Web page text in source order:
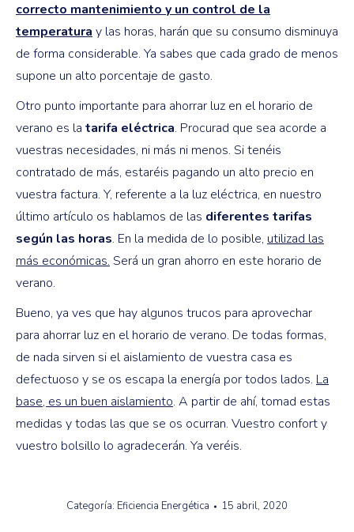
correcto mantenimiento y un control de la
temperatura y las horas, harán que su consumo disminuya
de forma considerable. Ya sabes que cada grado de menos
supone un alto porcentaje de gasto.
Otro punto importante para ahorrar luz en el horario de
verano es la tarifa eléctrica. Procurad que sea acorde a
vuestras necesidades, ni más ni menos. Si tenéis
contratado de más, estaréis pagando un alto precio en
vuestra factura. Y, referente a la luz eléctrica, en nuestro
último artículo os hablamos de las diferentes tarifas
según las horas. En la medida de lo posible, utilizad las
más económicas. Será un gran ahorro en este horario de
verano.
Bueno, ya ves que hay algunos trucos para aprovechar
para ahorrar luz en el horario de verano. De todas formas,
de nada sirven si el aislamiento de vuestra casa es
defectuoso y se os escapa la energía por todos lados. La
base, es un buen aislamiento. A partir de ahí, tomad estas
medidas y todas las que se os ocurran. Vuestro confort y
vuestro bolsillo lo agradecerán. Ya veréis.
Categoría: Eficiencia Energética 15 abril, 2020